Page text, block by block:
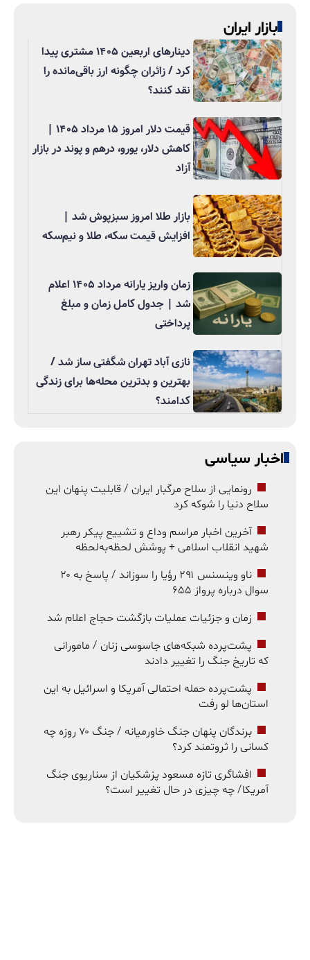
بازار ایران
دینارهای اربعین ۱۴۰۵ مشتری پیدا
کرد / زائران چگونه ارز باقی‌مانده را
نقد کنند؟
قیمت دلار امروز ۱۵ مرداد ۱۴۰۵ |
کاهش دلار، یورو، درهم و پوند در بازار
آزاد
بازار طلا امروز سبزپوش شد |
افزایش قیمت سکه، طلا و نیم‌سکه
زمان واریز یارانه مرداد ۱۴۰۵ اعلام
شد | جدول کامل زمان و مبلغ
پرداختی
نازی آباد تهران شگفتی ساز شد /
بهترین و بدترین محله‌ها برای زندگی
کدامند؟
اخبار سیاسی
رونمایی از سلاح مرگبار ایران / قابلیت پنهان این
سلاح دنیا را شوکه کرد
آخرین اخبار مراسم وداع و تشییع پیکر رهبر
شهید انقلاب اسلامی + پوشش لحظه‌به‌لحظه
ناو وینسنس ۲۹۱ رؤیا را سوزاند / پاسخ به ۲۰
سوال درباره پرواز ۶۵۵
زمان و جزئیات عملیات بازگشت حجاج اعلام شد
پشت‌پرده شبکه‌های جاسوسی زنان / مامورانی
که تاریخ جنگ را تغییر دادند
پشت‌پرده حمله احتمالی آمریکا و اسرائیل به این
استان‌ها لو رفت
برندگان پنهان جنگ خاورمیانه / جنگ ۷۰ روزه چه
کسانی را ثروتمند کرد؟
افشاگری تازه مسعود پزشکیان از سناریوی جنگ
آمریکا/ چه چیزی در حال تغییر است؟